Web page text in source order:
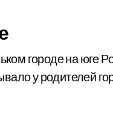
городе на юге
у родителей